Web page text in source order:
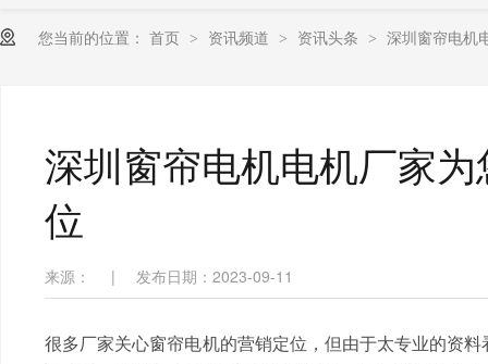
您当前的位置： 首页 > 资讯频道 > 资讯头条 > 深圳窗帘电机
深圳窗帘电机电机厂家
位
来源： | 发布日期：2023-09-11
很多厂家关心窗帘电机的营销定位，但由于太专业的资